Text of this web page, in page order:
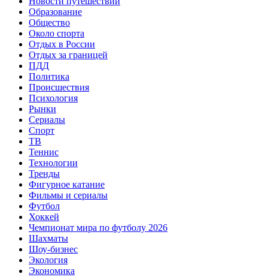
Образование
Общество
Около спорта
Отдых в России
Отдых за границей
ПДД
Политика
Происшествия
Психология
Рынки
Сериалы
Спорт
ТВ
Теннис
Технологии
Тренды
Фигурное катание
Фильмы и сериалы
Футбол
Хоккей
Чемпионат мира по футболу 2026
Шахматы
Шоу-бизнес
Экология
Экономика